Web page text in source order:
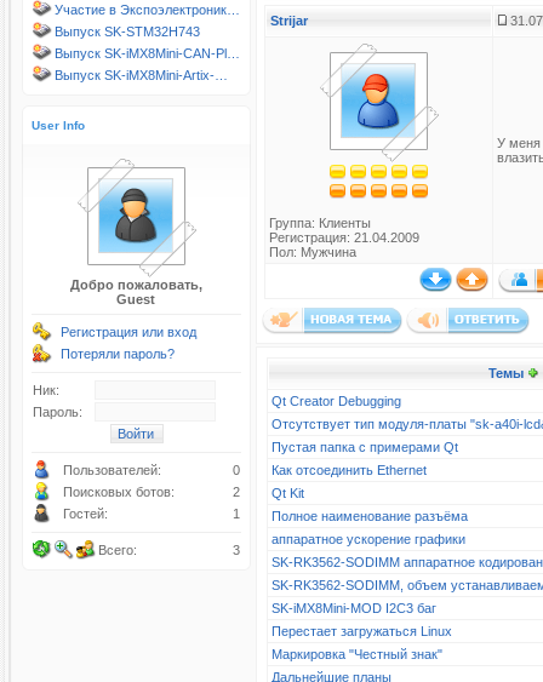
Участие в Экспоэлектроник…
Выпуск SK-STM32H743
Выпуск SK-iMX8Mini-CAN-Pl…
Выпуск SK-iMX8Mini-Artix-…
User Info
Добро пожаловать,
Guest
Регистрация или вход
Потеряли пароль?
Ник:
Пароль:
Пользователей:
0
Поисковых ботов:
2
Гостей:
1
Всего: 3
Strijar
Группа: Клиенты
Регистрация: 21.04.2009
Пол: Мужчина
У меня
Темы
Qt Creator Debugging
Отсутствует тип модуля-платы "sk-a40i-
Пустая папка с примерами Qt
Как отсоединить Ethernet
Qt Kit
Полное наименование разъёма
аппаратное ускорение графики
SK-RK3562-SODIMM аппаратное
SK-RK3562-SODIMM, объем
SK-iMX8Mini-MOD I2C3 баг
Перестает загружаться Linux
Маркировка "Честный знак"
Дальнейшие планы